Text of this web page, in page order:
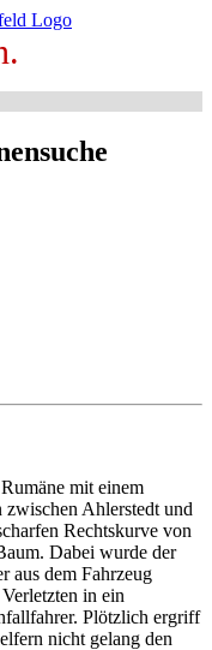
mit einem
Ahlerstedt und
Rechtskurve von
Dabei wurde der
aus dem Fahrzeug
in ein
Plötzlich ergriff
nicht gelang den